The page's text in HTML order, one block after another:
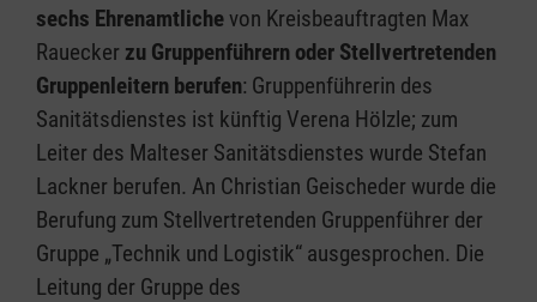
sechs Ehrenamtlichevon Kreisbeauftragten Max
Rauecker zu Gruppenführern oder Stellvertretenden
Gruppenleitern berufen: Gruppenführerin des
Sanitätsdienstes ist künftig Verena Hölzle; zum
Leiter des Malteser Sanitätsdienstes wurde Stefan
Lackner berufen. An Christian Geischeder wurde die
Berufung zum Stellvertretenden Gruppenführer der
Gruppe „Technik und Logistik“ ausgesprochen. Die
Leitung der Gruppe des